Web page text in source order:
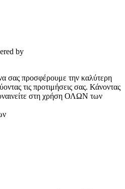
by
σας προσφέρουμε την καλύτερη
τις προτιμήσεις σας. Κάνοντας
στη χρήση ΟΛΩΝ των